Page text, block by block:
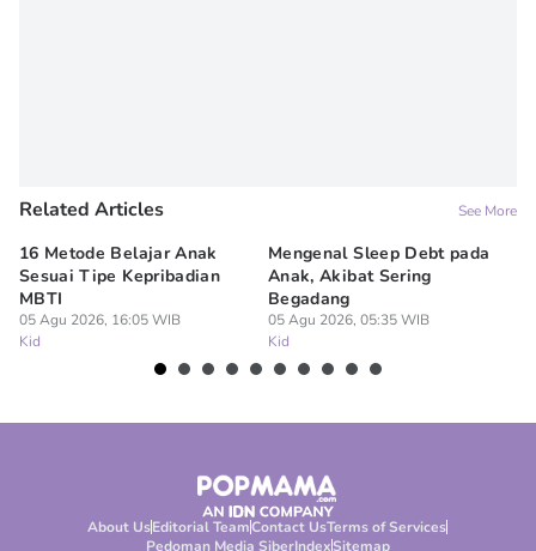
Related Articles See More
16 Metode Belajar Anak
Sesuai Tipe Kepribadian
MBTI
05 Agu 2026, 16:05 WIB
Kid
Mengenal Sleep Debt pada
Anak, Akibat Sering
Begadang
05 Agu 2026, 05:35 WIB
Kid
About UsEditorial TeamContact UsTerms of Services
Pedoman Media SiberIndexSitemap